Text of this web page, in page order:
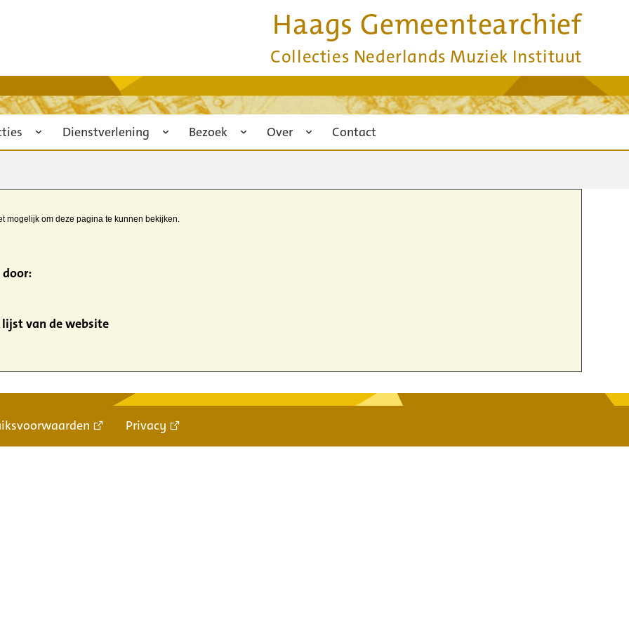
Haags Gemeentearchief
Collecties Nederlands Muziek Instituut
Dienstverlening Bezoek Over Contact
mogelijk om deze pagina te kunnen bekijken.
van de website
Privacy